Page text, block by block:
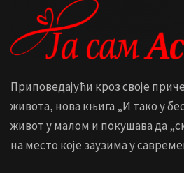
Приповедајући кроз своје
живота, нова књига „И тако у
живот у малом и покушава да
на место које заузима у